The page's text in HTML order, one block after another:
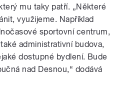
mu taky patří. „Některé
využijeme. Například
sportovní centrum,
administrativní budova,
dostupné bydlení. Bude
nad Desnou,“ dodává